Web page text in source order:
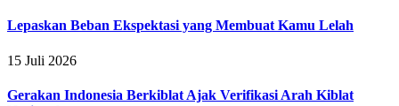
Lepaskan Beban Ekspektasi yang Membuat Kamu Lelah
15 Juli 2026
Gerakan Indonesia Berkiblat Ajak Verifikasi Arah Kiblat